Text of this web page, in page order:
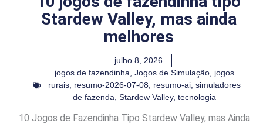
Stardew Valley, mas ainda
melhores
julho 8, 2026
jogos de fazendinha, Jogos de Simulação, jogos
rurais, resumo-2026-07-08, resumo-ai, simuladores
de fazenda, Stardew Valley, tecnologia
10 Jogos de Fazendinha Tipo Stardew Valley, mas Ainda